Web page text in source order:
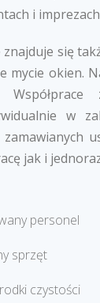
i
się
mycie okien.
w
jak i
personel
sprzęt
czystości